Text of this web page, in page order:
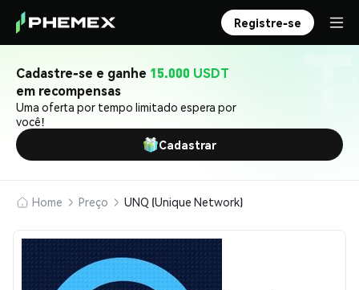
Registre-se
Cadastre-se e ganhe 15.000 USDT
em recompensas
Uma oferta por tempo limitado espera por
você!
Cadastrar
Home Preço UNQ (Unique Network)